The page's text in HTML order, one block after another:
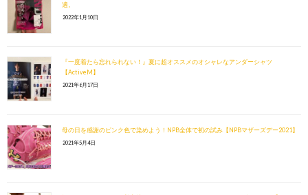
適。
2022年1月10日
『一度着たら忘れられない！』夏に超オススメのオシャレなアンダーシャツ
【ActiveM】
2021年6月17日
母の日を感謝のピンク色で染めよう！NPB全体で初の試み【NPBマザーズデー2021】
2021年5月4日